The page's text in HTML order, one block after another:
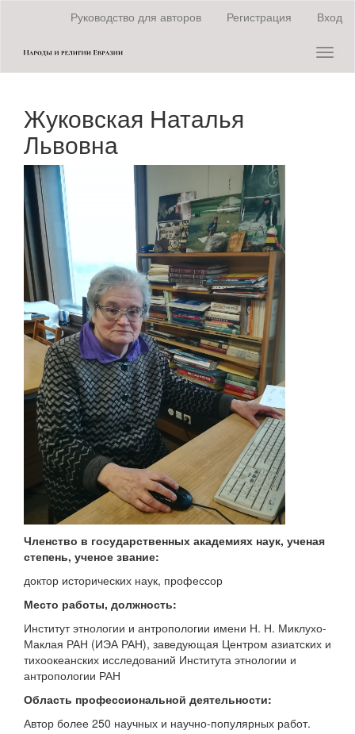
содержанию
страницы
Основное
содержание
Боковая
панель
Руководство для авторов Регистрация Вход
Жуковская Наталья
Львовна
Членство в государственных академиях наук, ученая
степень, ученое звание:
доктор исторических наук, профессор
Место работы, должность:
Институт этнологии и антропологии имени Н. Н. Миклухо-
Маклая РАН (ИЭА РАН), заведующая Центром азиатских и
тихоокеанских исследований Института этнологии и
антропологии РАН
Область профессиональной деятельности:
Автор более 250 научных и научно-популярных работ.